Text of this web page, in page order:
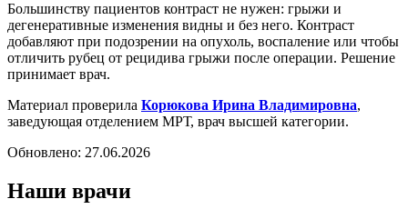
Большинству пациентов контраст не нужен: грыжи и
дегенеративные изменения видны и без него. Контраст
добавляют при подозрении на опухоль, воспаление или чтобы
отличить рубец от рецидива грыжи после операции. Решение
принимает врач.
Материал проверила Корюкова Ирина Владимировна,
заведующая отделением МРТ, врач высшей категории.
Обновлено: 27.06.2026
Наши врачи